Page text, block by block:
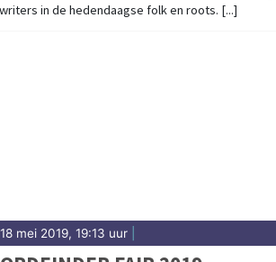
in de hedendaagse folk en roots. [...]
18 mei 2019, 19:13 uur